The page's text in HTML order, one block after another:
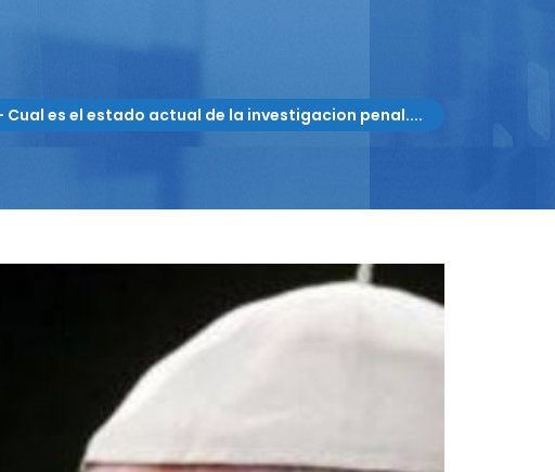
Cual es el estado actual de la investigacion penal....